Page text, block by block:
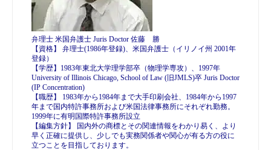
弁理士 米国弁護士 Juris Doctor 佐藤 勝
【資格】 弁理士(1986年登録)、米国弁護士（イリノイ州 2001年
登録）
【学歴】1983年東北大学理学部卒（物理学専攻）、1997年
University of Illinois Chicago, School of Law (旧JMLS)卒 Juris Doctor
(IP Concentration)
【職歴】 1983年から1984年まで大手印刷会社、1984年から1997
年まで国内特許事務所および米国法律事務所にそれぞれ勤務。
1999年に有明国際特許事務所設立
【編集方針】 国内外の商標とその関連情報をわかり易く、より
早く正確に提供し、少しでも実務関係者や関心が有る方の役に
立つことを目指しております。